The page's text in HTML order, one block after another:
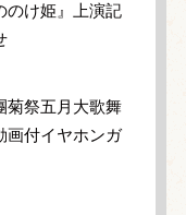
のけ姫』上演記
菊祭五月大歌舞
画付イヤホンガ